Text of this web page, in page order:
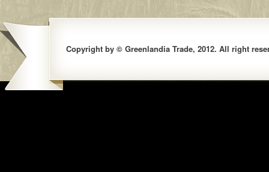
Copyright by © Greenlandia Trade, 2012. All right